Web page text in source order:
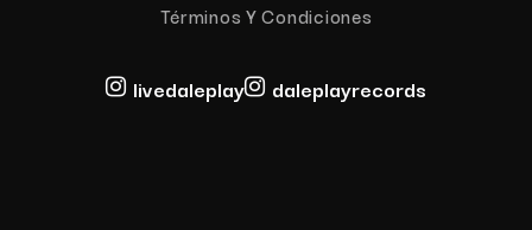
Términos Y Condiciones
livedaleplay daleplayrecords